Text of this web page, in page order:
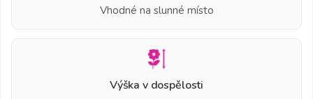
Vhodné na slunné místo
Výška v dospělosti